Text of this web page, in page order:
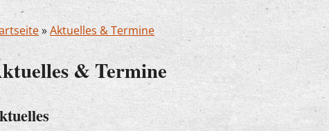
»Aktuelles & Termine
& Termine